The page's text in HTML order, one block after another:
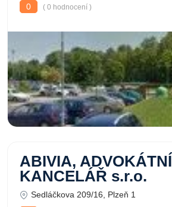
0 ( 0 hodnocení )
ABIVIA, ADVOKÁTNÍ
KANCELÁŘ s.r.o.
Sedláčkova 209/16, Plzeň 1